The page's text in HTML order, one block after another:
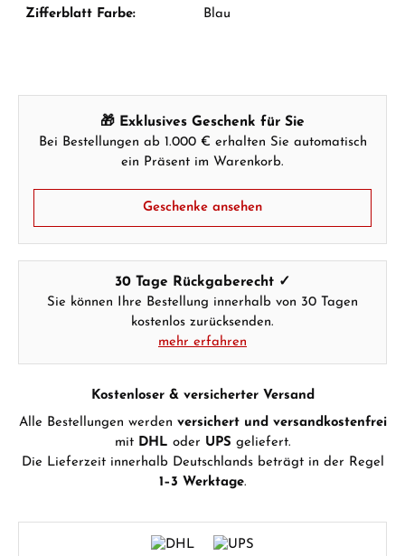
Hersteller- & Produktsicherheit
Zifferblatt Farbe: Blau
🎁 Exklusives Geschenk für Sie
Bei Bestellungen ab 1.000 € erhalten Sie automatisch
ein Präsent im Warenkorb.
Geschenke ansehen
30 Tage Rückgaberecht ✓
Sie können Ihre Bestellung innerhalb von 30 Tagen
kostenlos zurücksenden.
mehr erfahren
Kostenloser & versicherter Versand
Alle Bestellungen werden versichert und versandkostenfrei
mit DHL oder UPS geliefert.
Die Lieferzeit innerhalb Deutschlands beträgt in der Regel
1–3 Werktage.